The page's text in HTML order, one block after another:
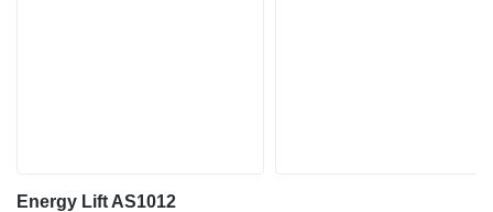
Energy Lift AS1012